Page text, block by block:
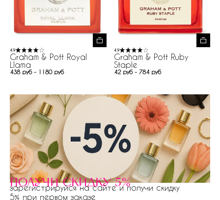
4.9
Graham & Pott Royal
Llama
438 руб - 1180 руб
4.9
Graham & Pott Ruby
Staple
42 руб - 784 руб
получи скидку 5%
зарегистрируйся на сайте и получи скидку
5% при первом заказе